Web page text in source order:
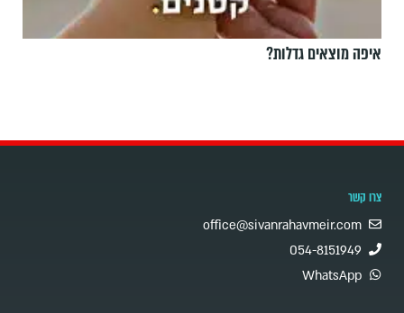
איפה מוצאים גדלות?
צרו קשר
office@sivanrahavmeir.com
054-8151949
WhatsApp